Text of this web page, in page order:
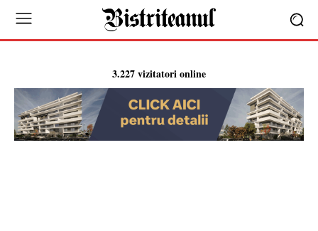
3.227 vizitatori online